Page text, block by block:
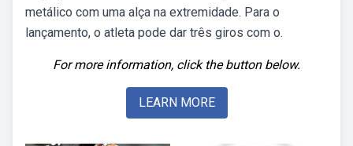
metálico com uma alça na extremidade. Para o
lançamento, o atleta pode dar três giros com o.
For more information, click the button below.
LEARN MORE